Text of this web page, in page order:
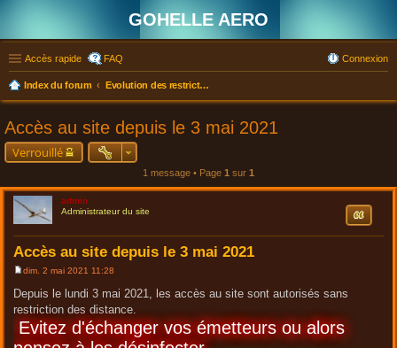
GOHELLE AERO
Accès rapide FAQ Connexion
Index du forum Evolution des restrictions sanitaires COVID19 depuis le 3 mai 2021
Accès au site depuis le 3 mai 2021
Verrouillé
1 message • Page 1 sur 1
admin
Administrateur du site
Accès au site depuis le 3 mai 2021
Citation
s
s
a
g
e
dim. 2 mai 2021 11:28
Depuis le lundi 3 mai 2021, les accès au site sont autorisés sans
restriction des distance.
Evitez d'échanger vos émetteurs ou alors